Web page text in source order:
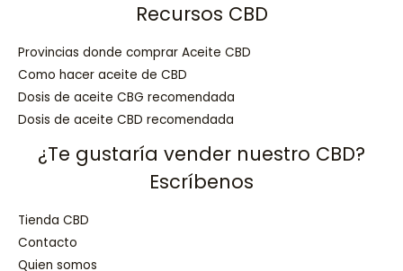
Recursos CBD
Provincias donde comprar Aceite CBD
Como hacer aceite de CBD
Dosis de aceite CBG recomendada
Dosis de aceite CBD recomendada
¿Te gustaría vender nuestro CBD?
Escríbenos
Tienda CBD
Contacto
Quien somos